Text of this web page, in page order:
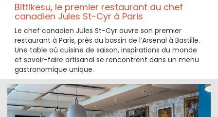
Bittikesu, le premier restaurant du chef
canadien Jules St-Cyr à Paris
Le chef canadien Jules St-Cyr ouvre son premier
restaurant à Paris, près du bassin de l’Arsenal à Bastille.
Une table où cuisine de saison, inspirations du monde
et savoir-faire artisanal se rencontrent dans un menu
gastronomique unique.